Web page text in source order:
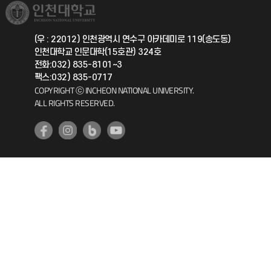
취업정보(학생)
총동문회
국제지원과
공자아카데미
기초교육원
(우 : 22012) 인천광역시 연수구 아카데미로 119(송도동)
인천대학교 인문대학(15호관) 324호
전화:032) 835-8101~3
팩스:032) 835-0717
COPYRIGHT ⓒ INCHEON NATIONAL UNIVERSITY.
ALL RIGHTS RESERVED.